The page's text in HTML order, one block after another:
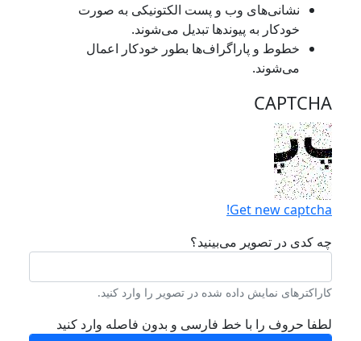
نشانی‌های وب و پست الکتونیکی به صورت
خودکار به پیوند‌ها تبدیل می‌شوند.
خطوط و پاراگراف‌ها بطور خودکار اعمال
می‌شوند.
CAPTCHA
Get new captcha!
چه کدی در تصویر می‌بینید؟
کاراکترهای نمایش داده شده در تصویر را وارد کنید.
لطفا حروف را با خط فارسی و بدون فاصله وارد کنید